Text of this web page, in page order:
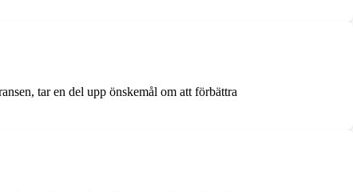
tar en del upp önskemål om att förbättra